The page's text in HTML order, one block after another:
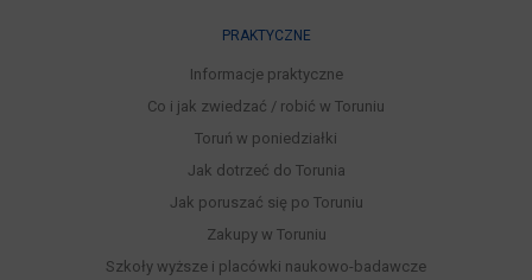
PRAKTYCZNE
Informacje praktyczne
Co i jak zwiedzać / robić w Toruniu
Toruń w poniedziałki
Jak dotrzeć do Torunia
Jak poruszać się po Toruniu
Zakupy w Toruniu
Szkoły wyższe i placówki naukowo-badawcze